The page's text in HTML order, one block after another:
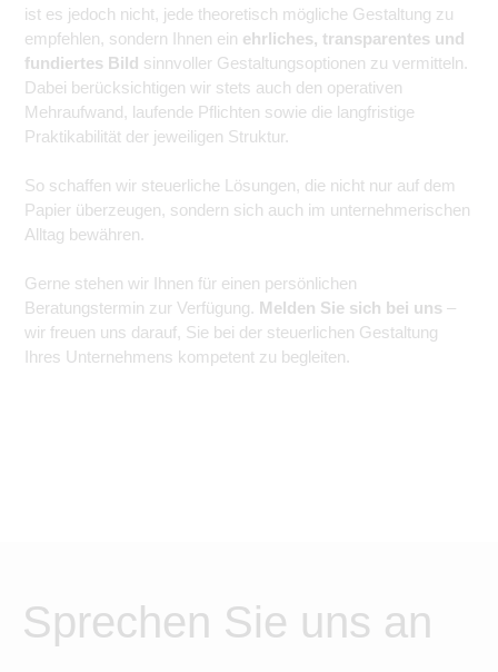
ist es jedoch nicht, jede theoretisch mögliche Gestaltung zu
empfehlen, sondern Ihnen ein ehrliches, transparentes und
fundiertes Bild sinnvoller Gestaltungsoptionen zu vermitteln.
Dabei berücksichtigen wir stets auch den operativen
Mehraufwand, laufende Pflichten sowie die langfristige
Praktikabilität der jeweiligen Struktur.
So schaffen wir steuerliche Lösungen, die nicht nur auf dem
Papier überzeugen, sondern sich auch im unternehmerischen
Alltag bewähren.
Gerne stehen wir Ihnen für einen persönlichen
Beratungstermin zur Verfügung. Melden Sie sich bei uns –
wir freuen uns darauf, Sie bei der steuerlichen Gestaltung
Ihres Unternehmens kompetent zu begleiten.
Sprechen Sie uns an